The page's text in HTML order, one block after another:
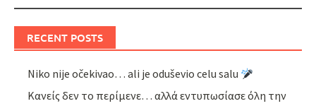
RECENT POSTS
Niko nije očekivao… ali je oduševio celu salu
Κανείς δεν το περίμενε… αλλά εντυπωσίασε όλη την